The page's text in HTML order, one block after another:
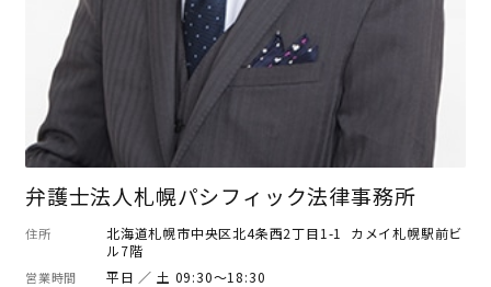
弁護士法人札幌パシフィック法律事務所
住所
北海道札幌市中央区北4条西2丁目1-1 カメイ札幌駅前ビ
ル7階
営業時間 平日 ／ 土 09:30～18:30